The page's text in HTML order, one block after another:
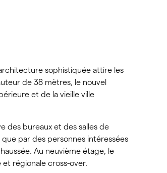
sophistiquée attire les
de 38 mètres, le nouvel
et de la vieille ville
des bureaux et des salles de
par des personnes intéressées
Au neuvième étage, le
régionale cross-over.